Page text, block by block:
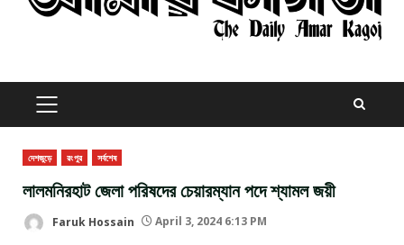
PRIMARY
MENU
দেশজুড়ে রংপুর সর্বশেষ
লালমনিরহাট জেলা পরিষদের চেয়ারম্যান পদে শ্যামল জয়ী
Faruk Hossain April 3, 2024 6:13 PM